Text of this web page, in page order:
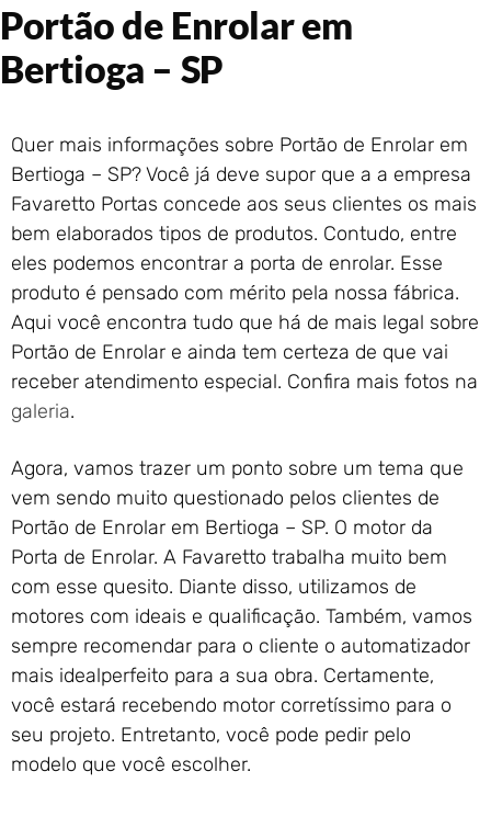
Portão de Garagem de
Enrolar em Rio das Ostras –
Portão de Garagem de
Enrolar em Petrópolis – RJ
Portão de Garagem de
Portão de Garagem de
Enrolar em Nova Iguaçu – RJ
Portão de Garagem de
Enrolar em Nova Friburgo –
RJ
Portão de Enrolar em
Bertioga – SP
Quer mais informações sobre Portão de Enrolar em
Bertioga – SP? Você já deve supor que a a empresa
Favaretto Portas concede aos seus clientes os mais
bem elaborados tipos de produtos. Contudo, entre
eles podemos encontrar a porta de enrolar. Esse
produto é pensado com mérito pela nossa fábrica.
Aqui você encontra tudo que há de mais legal sobre
Portão de Enrolar e ainda tem certeza de que vai
receber atendimento especial. Confira mais fotos na
galeria.
Agora, vamos trazer um ponto sobre um tema que
vem sendo muito questionado pelos clientes de
Portão de Enrolar em Bertioga – SP. O motor da
Porta de Enrolar. A Favaretto trabalha muito bem
com esse quesito. Diante disso, utilizamos de
motores com ideais e qualificação. Também, vamos
sempre recomendar para o cliente o automatizador
mais idealperfeito para a sua obra. Certamente,
você estará recebendo motor corretíssimo para o
seu projeto. Entretanto, você pode pedir pelo
modelo que você escolher.